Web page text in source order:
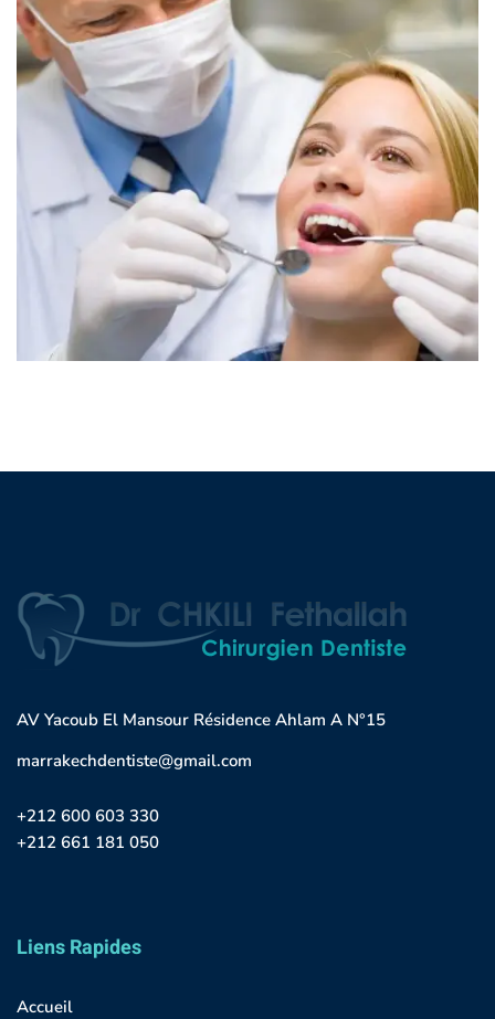
AV Yacoub El Mansour Résidence Ahlam A N°15
marrakechdentiste@gmail.com
+212 600 603 330
+212 661 181 050
Liens Rapides
Accueil